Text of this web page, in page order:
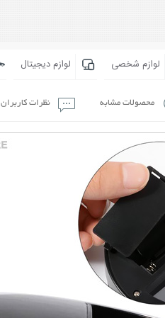
لوازم شخصی لوازم دیجیتال
محصولات مشابه نظرات کاربران